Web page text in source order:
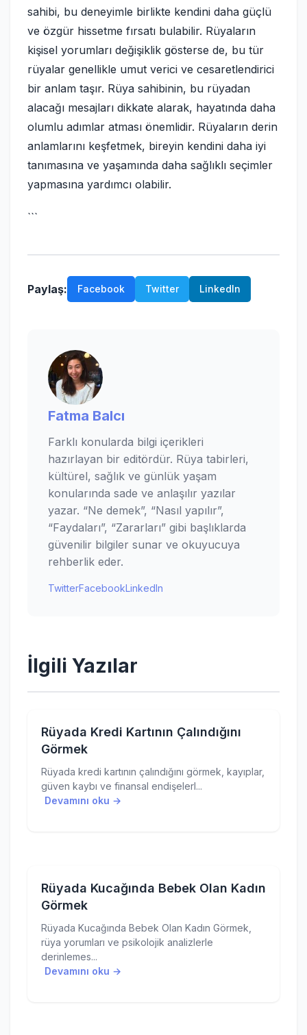
sahibi, bu deneyimle birlikte kendini daha güçlü
ve özgür hissetme fırsatı bulabilir. Rüyaların
kişisel yorumları değişiklik gösterse de, bu tür
rüyalar genellikle umut verici ve cesaretlendirici
bir anlam taşır. Rüya sahibinin, bu rüyadan
alacağı mesajları dikkate alarak, hayatında daha
olumlu adımlar atması önemlidir. Rüyaların derin
anlamlarını keşfetmek, bireyin kendini daha iyi
tanımasına ve yaşamında daha sağlıklı seçimler
yapmasına yardımcı olabilir.
```
Paylaş: Facebook Twitter LinkedIn
Fatma Balcı
Farklı konularda bilgi içerikleri
hazırlayan bir editördür. Rüya tabirleri,
kültürel, sağlık ve günlük yaşam
konularında sade ve anlaşılır yazılar
yazar. “Ne demek”, “Nasıl yapılır”,
“Faydaları”, “Zararları” gibi başlıklarda
güvenilir bilgiler sunar ve okuyucuya
rehberlik eder.
TwitterFacebookLinkedIn
İlgili Yazılar
Rüyada Kredi Kartının Çalındığını
Görmek
Rüyada kredi kartının çalındığını görmek, kayıplar,
güven kaybı ve finansal endişelerl...
Devamını oku →
Rüyada Kucağında Bebek Olan Kadın
Görmek
Rüyada Kucağında Bebek Olan Kadın Görmek,
rüya yorumları ve psikolojik analizlerle
derinlemes...
Devamını oku →